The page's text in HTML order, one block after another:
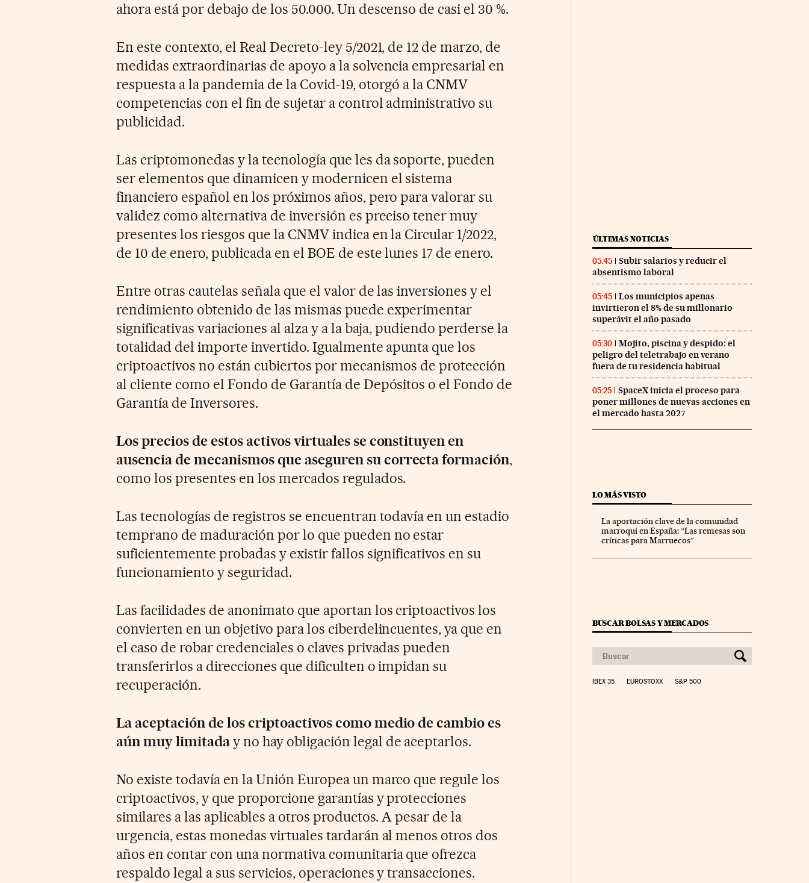
ahora está por debajo de los 50.000. Un descenso de casi el 30 %.
En este contexto, el Real Decreto-ley 5/2021, de 12 de marzo, de
medidas extraordinarias de apoyo a la solvencia empresarial en
respuesta a la pandemia de la Covid-19, otorgó a la CNMV
competencias con el fin de sujetar a control administrativo su
publicidad.
Las criptomonedas y la tecnología que les da soporte, pueden
ser elementos que dinamicen y modernicen el sistema
financiero español en los próximos años, pero para valorar su
validez como alternativa de inversión es preciso tener muy
presentes los riesgos que la CNMV indica en la Circular 1/2022,
de 10 de enero, publicada en el BOE de este lunes 17 de enero.
Entre otras cautelas señala que el valor de las inversiones y el
rendimiento obtenido de las mismas puede experimentar
significativas variaciones al alza y a la baja, pudiendo perderse la
totalidad del importe invertido. Igualmente apunta que los
criptoactivos no están cubiertos por mecanismos de protección
al cliente como el Fondo de Garantía de Depósitos o el Fondo de
Garantía de Inversores.
Los precios de estos activos virtuales se constituyen en
ausencia de mecanismos que aseguren su correcta formación,
como los presentes en los mercados regulados.
Las tecnologías de registros se encuentran todavía en un estadio
temprano de maduración por lo que pueden no estar
suficientemente probadas y existir fallos significativos en su
funcionamiento y seguridad.
Las facilidades de anonimato que aportan los criptoactivos los
convierten en un objetivo para los ciberdelincuentes, ya que en
el caso de robar credenciales o claves privadas pueden
transferirlos a direcciones que dificulten o impidan su
recuperación.
La aceptación de los criptoactivos como medio de cambio es
aún muy limitaday no hay obligación legal de aceptarlos.
No existe todavía en la Unión Europea un marco que regule los
criptoactivos, y que proporcione garantías y protecciones
similares a las aplicables a otros productos. A pesar de la
urgencia, estas monedas virtuales tardarán al menos otros dos
años en contar con una normativa comunitaria que ofrezca
respaldo legal a sus servicios, operaciones y transacciones.
ÚLTIMAS NOTICIAS
05:45
Subir salarios y reducir el
absentismo laboral
05:45
Los municipios apenas
invirtieron el 8% de su millonario
superávit el año pasado
05:30
Mojito, piscina y despido: el
peligro del teletrabajo en verano
fuera de tu residencia habitual
05:25
SpaceX inicia el proceso para
poner millones de nuevas acciones en
el mercado hasta 2027
LO MÁS VISTO
La aportación clave de la comunidad
marroquí en España: “Las remesas son
críticas para Marruecos”
BUSCAR BOLSAS Y MERCADOS
IBEX 35 EUROSTOXX S&P 500